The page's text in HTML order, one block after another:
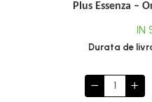
Plus Essenza –
IN
Durata de